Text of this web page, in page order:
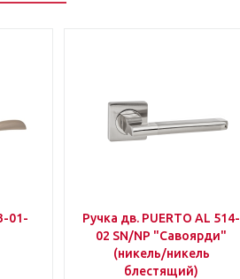
01-
Ручка дв. PUERTO AL 514-
02 SN/NP "Савоярди"
(никель/никель
блестящий)